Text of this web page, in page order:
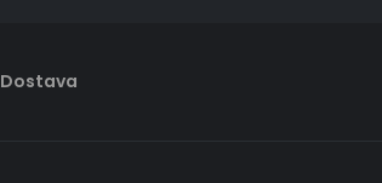
Dostava